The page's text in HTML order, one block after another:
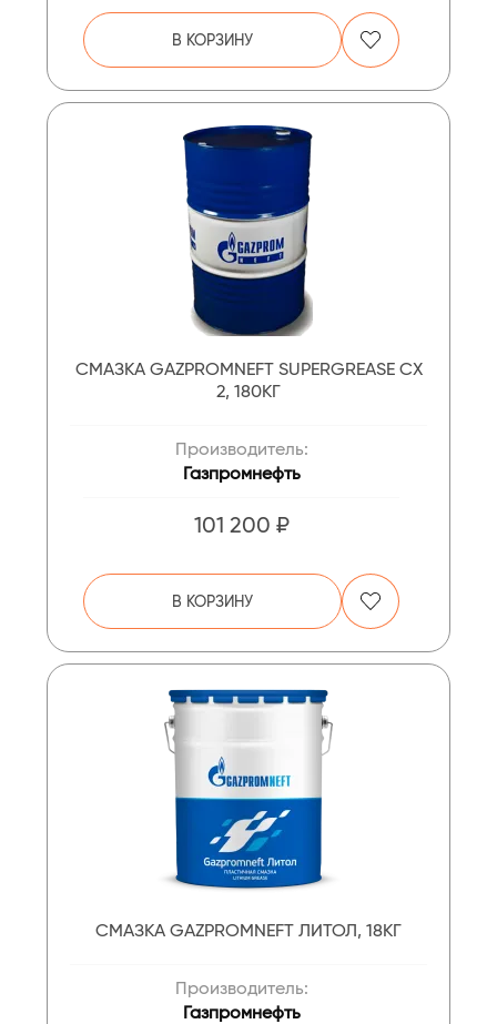
В КОРЗИНУ
СМАЗКА GAZPROMNEFT SUPERGREASE CX
2, 180КГ
Производитель:
Газпромнефть
101 200 ₽
В КОРЗИНУ
СМАЗКА GAZPROMNEFT ЛИТОЛ, 18КГ
Производитель:
Газпромнефть